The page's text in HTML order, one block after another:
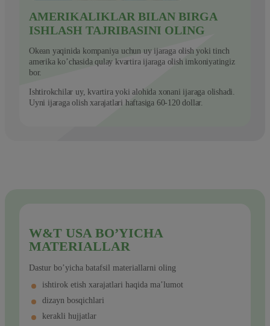
AMERIKALIKLAR BILAN BIRGA
ISHLASH TAJRIBASINI OLING
Okean yaqinida kompaniya uchun uy ijaraga olish yoki tinch
amerika ko’chasida qulay kvartira ijaraga olish imkoniyatingiz
bor.
Ishtirokchilar uy, kvartira yoki alohida xonani ijaraga olishadi.
Uyni ijaraga olish xarajatlari haftasiga 60-120 dollar.
W&T USA BO’YICHA
MATERIALLAR
Dastur bo’yicha batafsil materiallarni oling
ishtirok etish xarajatlari haqida ma’lumot
dizayn bosqichlari
kerakli hujjatlar